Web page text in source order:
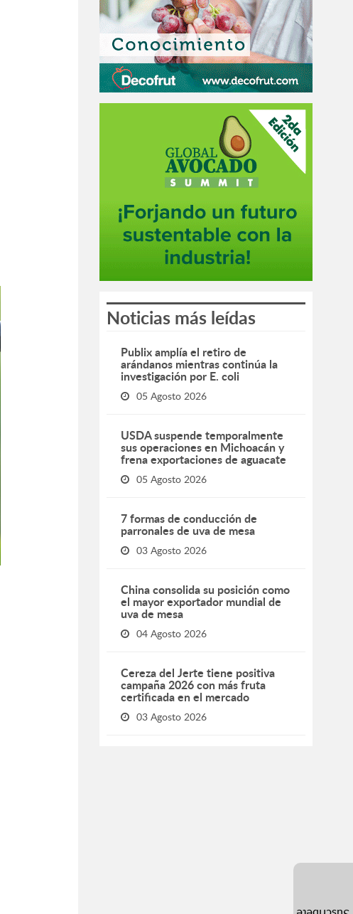
Noticias más leídas
Publix amplía el retiro de
arándanos mientras continúa la
investigación por E. coli
05 Agosto 2026
USDA suspende temporalmente
sus operaciones en Michoacán y
frena exportaciones de aguacate
05 Agosto 2026
7 formas de conducción de
parronales de uva de mesa
03 Agosto 2026
China consolida su posición como
el mayor exportador mundial de
uva de mesa
04 Agosto 2026
Cereza del Jerte tiene positiva
campaña 2026 con más fruta
certificada en el mercado
03 Agosto 2026